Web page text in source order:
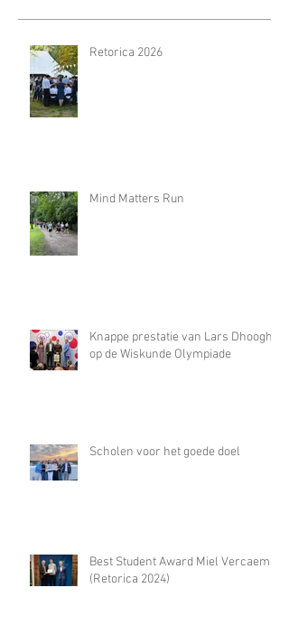
Retorica 2026
Mind Matters Run
Knappe prestatie van Lars Dhooghe
op de Wiskunde Olympiade
Scholen voor het goede doel
Best Student Award Miel Vercaemst
(Retorica 2024)